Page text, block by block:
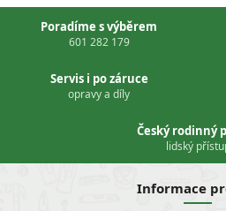
Poradíme s výběrem
601 282 179
Servis i po záruce
opravy a díly
Český rodinný
lidský
Informace